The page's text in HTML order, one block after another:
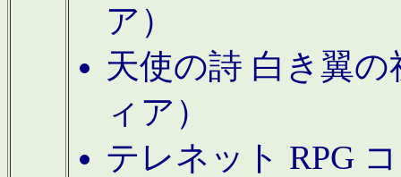
ア）
天使の詩 白き翼
ィア）
テレネット RPG